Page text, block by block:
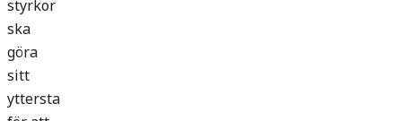
ska
göra
sitt
yttersta